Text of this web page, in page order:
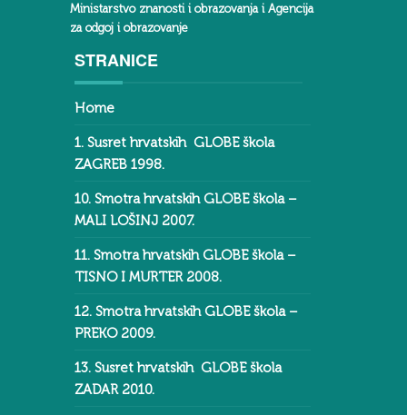
Ministarstvo znanosti i obrazovanja i Agencija
za odgoj i obrazovanje
STRANICE
Home
1. Susret hrvatskih GLOBE škola
ZAGREB 1998.
10. Smotra hrvatskih GLOBE škola –
MALI LOŠINJ 2007.
11. Smotra hrvatskih GLOBE škola –
TISNO I MURTER 2008.
12. Smotra hrvatskih GLOBE škola –
PREKO 2009.
13. Susret hrvatskih GLOBE škola
ZADAR 2010.